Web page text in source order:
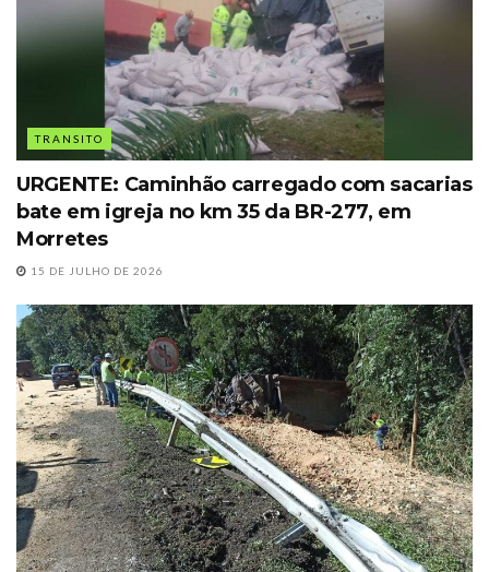
TRANSITO
URGENTE: Caminhão carregado com sacarias
bate em igreja no km 35 da BR-277, em
Morretes
15 DE JULHO DE 2026